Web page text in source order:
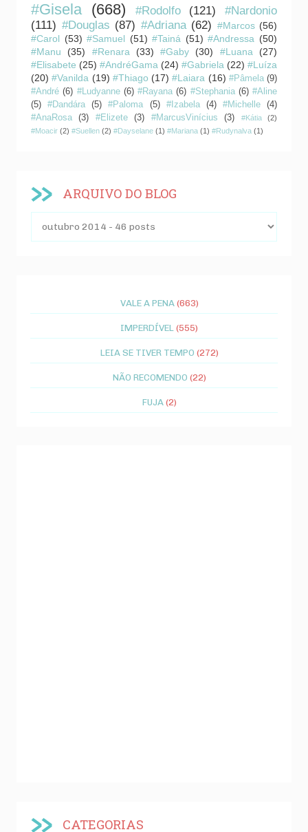
#Gisela (668) #Rodolfo (121)
#Nardonio
(111) #Douglas (87) #Adriana (62) #Marcos (56)
#Carol (53) #Samuel (51) #Tainá (51) #Andressa (50)
#Manu
(35) #Renara (33) #Gaby (30) #Luana
(27)
#Elisabete (25) #AndréGama (24) #Gabriela (22) #Luíza
(20) #Vanilda (19) #Thiago (17) #Laiara (16) #Pâmela (9)
#André (6) #Ludyanne (6) #Rayana (6) #Stephania (6) #Aline
(5)
#Dandára (5) #Paloma (5) #Izabela (4) #Michelle
(4)
#AnaRosa
(3) #Elizete (3) #MarcusVinícius (3) #Kátia
(2)
#Moacir (2) #Suellen (2) #Dayselane (1) #Mariana (1) #Rudynalva (1)
ARQUIVO DO BLOG
VALE A PENA (663)
IMPERDÍVEL(555)
LEIA SE TIVER TEMPO (272)
NÃO RECOMENDO (22)
FUJA (2)
CATEGORIAS